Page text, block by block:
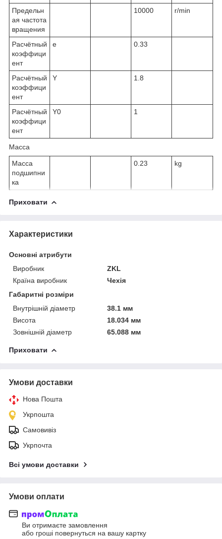
Предельн
ая частота
вращения
10000 r/min
Расчётный
коэффици
ент
e 0.33
Расчётный
коэффици
ент
Y 1.8
Расчётный
коэффици
ент
Y0 1
Масса
Масса
подшипни
ка
0.23 kg
Приховати
Характеристики
Основні атрибути
Виробник
ZKL
Країна виробник
Чехія
Габаритні розміри
Внутрішній діаметр
38.1 мм
Висота
18.034 мм
Зовнішній діаметр
65.088 мм
Приховати
Умови доставки
Нова Пошта
Укрпошта
Самовивіз
Укрпочта
Всі умови доставки
Умови оплати
Ви отримаєте замовлення
або гроші повернуться на вашу картку